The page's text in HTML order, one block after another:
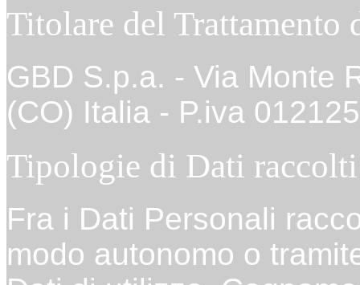
Titolare del Trattamento
GBD S.p.a. - Via Monte
(CO) Italia - P.iva
Tipologie di Dati raccolti
Fra i Dati Personali
modo autonomo o